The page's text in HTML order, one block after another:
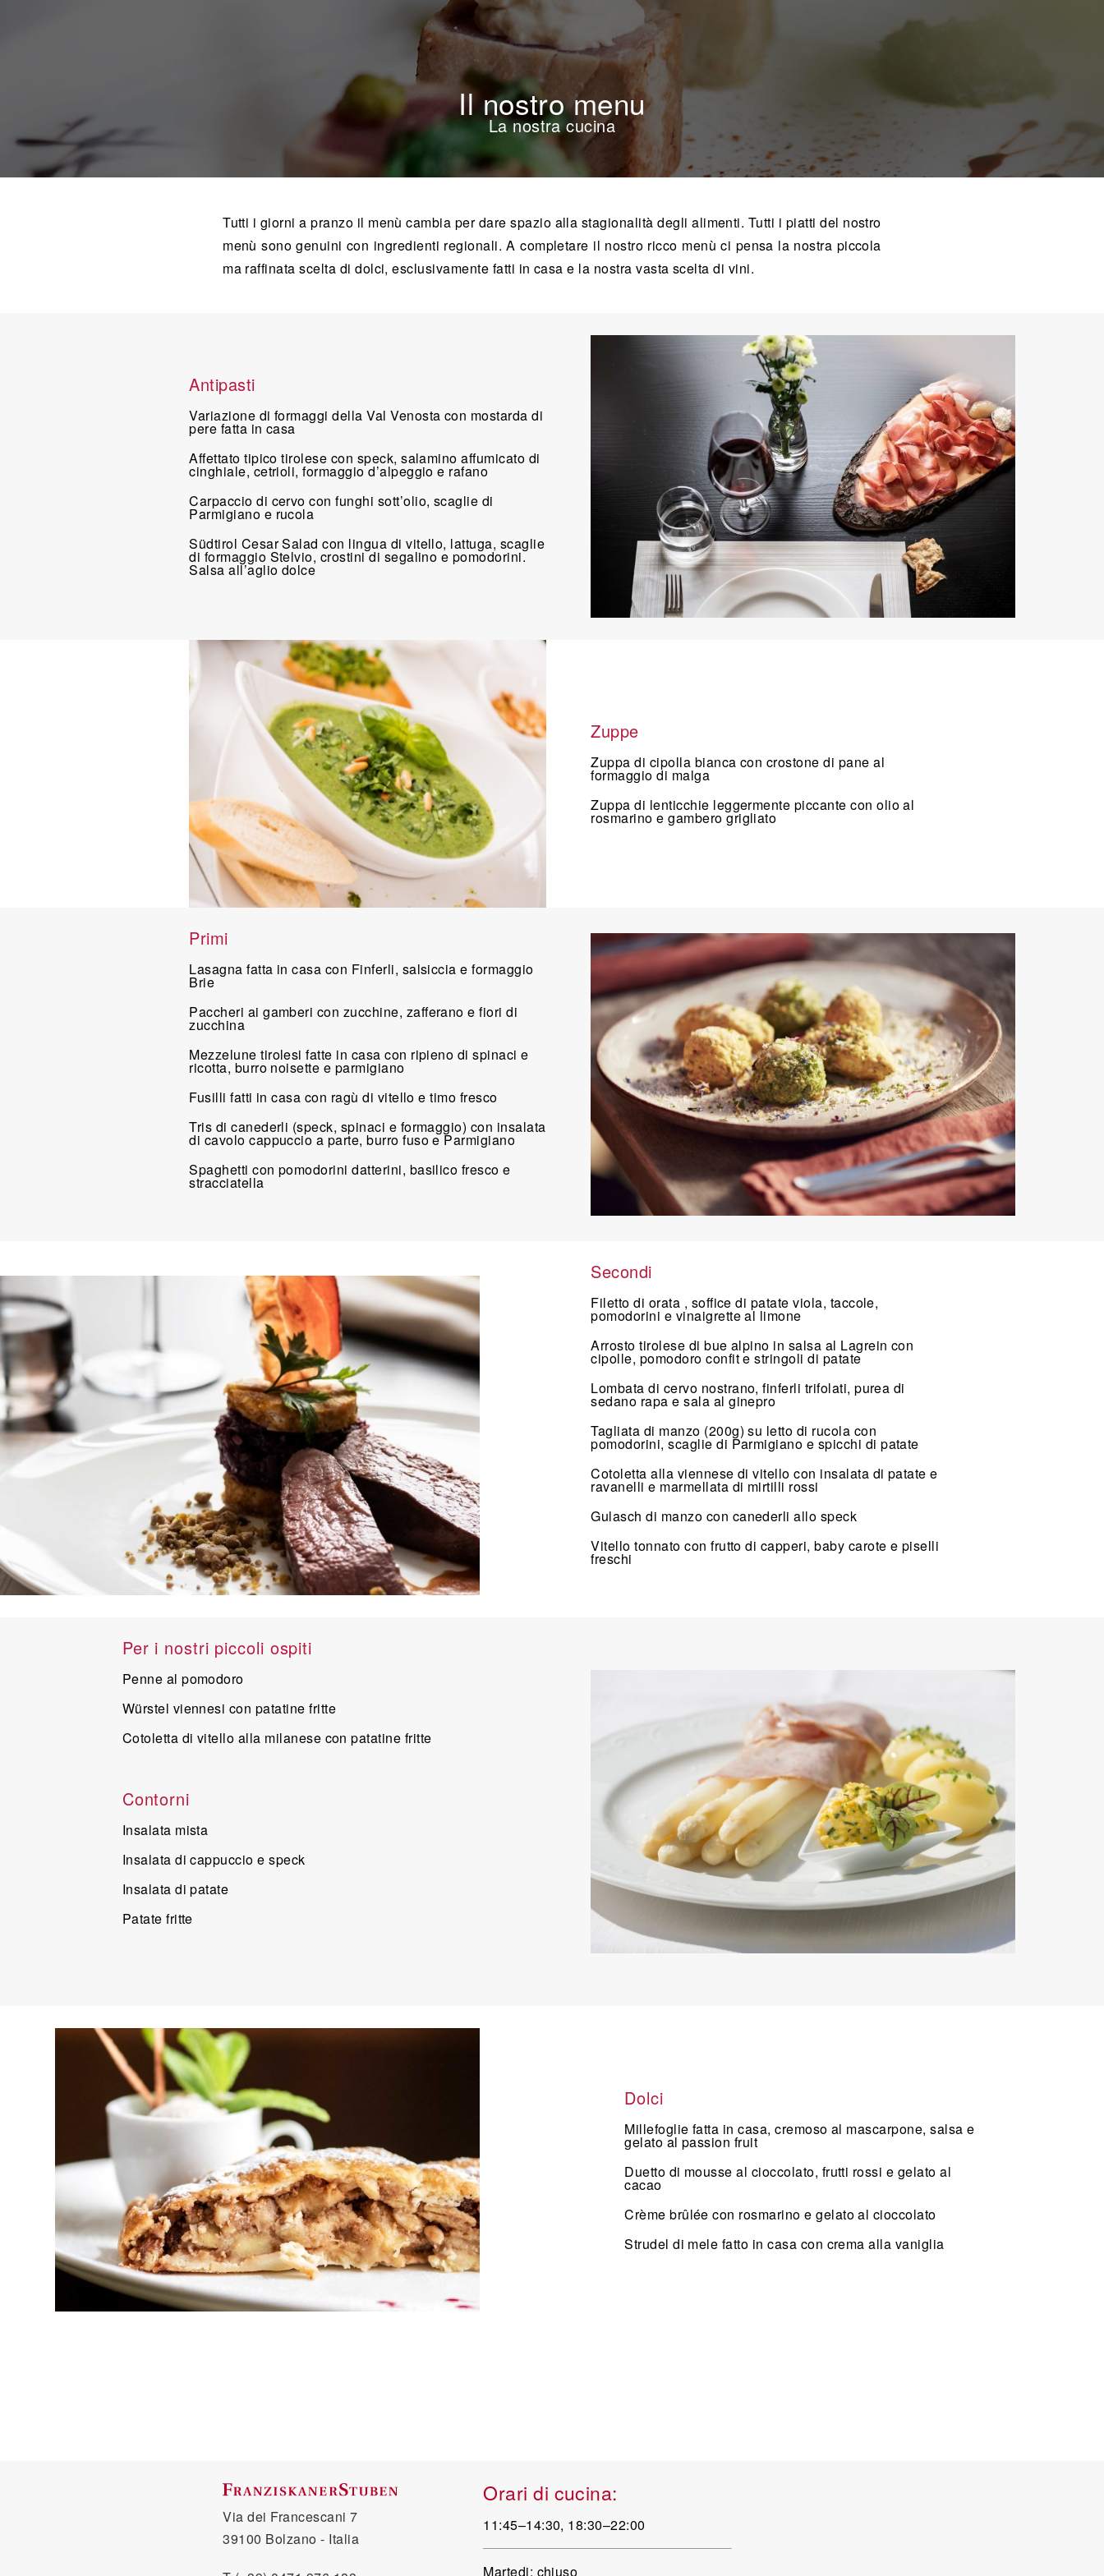
Il nostro menu
La nostra cucina
Tutti i giorni a pranzo il menù cambia per dare spazio alla stagionalità degli alimenti. Tutti i piatti del nostro
menù sono genuini con ingredienti regionali. A completare il nostro ricco menù ci pensa la nostra piccola
ma raffinata scelta di dolci, esclusivamente fatti in casa e la nostra vasta scelta di vini.
Antipasti
Variazione di formaggi della Val Venosta con mostarda di
pere fatta in casa
Affettato tipico tirolese con speck, salamino affumicato di
cinghiale, cetrioli, formaggio d’alpeggio e rafano
Carpaccio di cervo con funghi sott’olio, scaglie di
Parmigiano e rucola
Südtirol Cesar Salad con lingua di vitello, lattuga, scaglie
di formaggio Stelvio, crostini di segalino e pomodorini.
Salsa all’aglio dolce
Zuppe
Zuppa di cipolla bianca con crostone di pane al
formaggio di malga
Zuppa di lenticchie leggermente piccante con olio al
rosmarino e gambero grigliato
Primi
Lasagna fatta in casa con Finferli, salsiccia e formaggio
Brie
Paccheri ai gamberi con zucchine, zafferano e fiori di
zucchina
Mezzelune tirolesi fatte in casa con ripieno di spinaci e
ricotta, burro noisette e parmigiano
Fusilli fatti in casa con ragù di vitello e timo fresco
Tris di canederli (speck, spinaci e formaggio) con insalata
di cavolo cappuccio a parte, burro fuso e Parmigiano
Spaghetti con pomodorini datterini, basilico fresco e
stracciatella
Secondi
Filetto di orata , soffice di patate viola, taccole,
pomodorini e vinaigrette al limone
Arrosto tirolese di bue alpino in salsa al Lagrein con
cipolle, pomodoro confit e stringoli di patate
Lombata di cervo nostrano, finferli trifolati, purea di
sedano rapa e sala al ginepro
Tagliata di manzo (200g) su letto di rucola con
pomodorini, scaglie di Parmigiano e spicchi di patate
Cotoletta alla viennese di vitello con insalata di patate e
ravanelli e marmellata di mirtilli rossi
Gulasch di manzo con canederli allo speck
Vitello tonnato con frutto di capperi, baby carote e piselli
freschi
Per i nostri piccoli ospiti
Penne al pomodoro
Würstel viennesi con patatine fritte
Cotoletta di vitello alla milanese con patatine fritte
Contorni
Insalata mista
Insalata di cappuccio e speck
Insalata di patate
Patate fritte
Dolci
Millefoglie fatta in casa, cremoso al mascarpone, salsa e
gelato al passion fruit
Duetto di mousse al cioccolato, frutti rossi e gelato al
cacao
Crème brûlée con rosmarino e gelato al cioccolato
Strudel di mele fatto in casa con crema alla vaniglia
Via dei Francescani 7
39100 Bolzano - Italia
Orari di cucina:
11:45–14:30, 18:30–22:00
Martedi: chiuso